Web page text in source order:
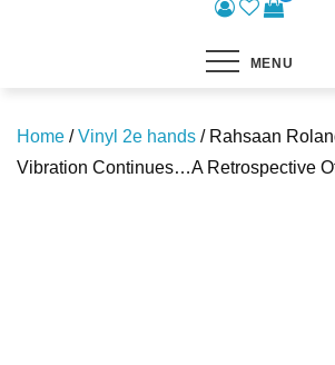
MENU
Home /Vinyl 2e hands / Rahsaan
Vibration Continues…A Retrospective